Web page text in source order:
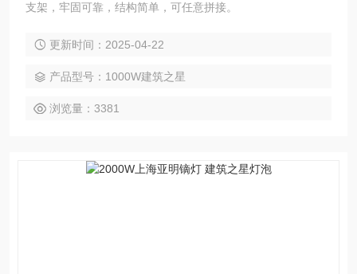
支架，牢固可靠，结构简单，可任意拼接。
更新时间：2025-04-22
产品型号：1000W建筑之星
浏览量：3381